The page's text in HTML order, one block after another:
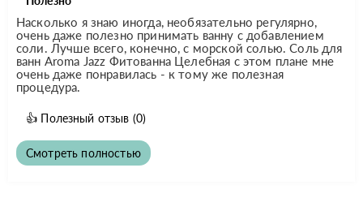
Насколько я знаю иногда, необязательно регулярно,
очень даже полезно принимать ванну с добавлением
соли. Лучше всего, конечно, с морской солью. Соль для
ванн Aroma Jazz Фитованна Целебная с этом плане мне
очень даже понравилась - к тому же полезная
процедура.
👍 Полезный отзыв (0)
Смотреть полностью